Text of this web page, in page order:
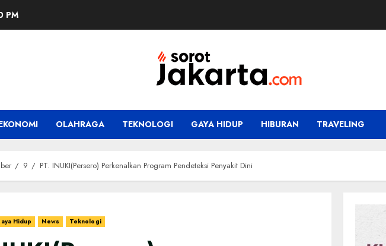
PM
OLAHRAGA TEKNOLOGI GAYA HIDUP HIBURAN TRAVELING
9 PT. INUKI(Persero) Perkenalkan Program Pendeteksi Penyakit Dini
Hidup News Teknologi